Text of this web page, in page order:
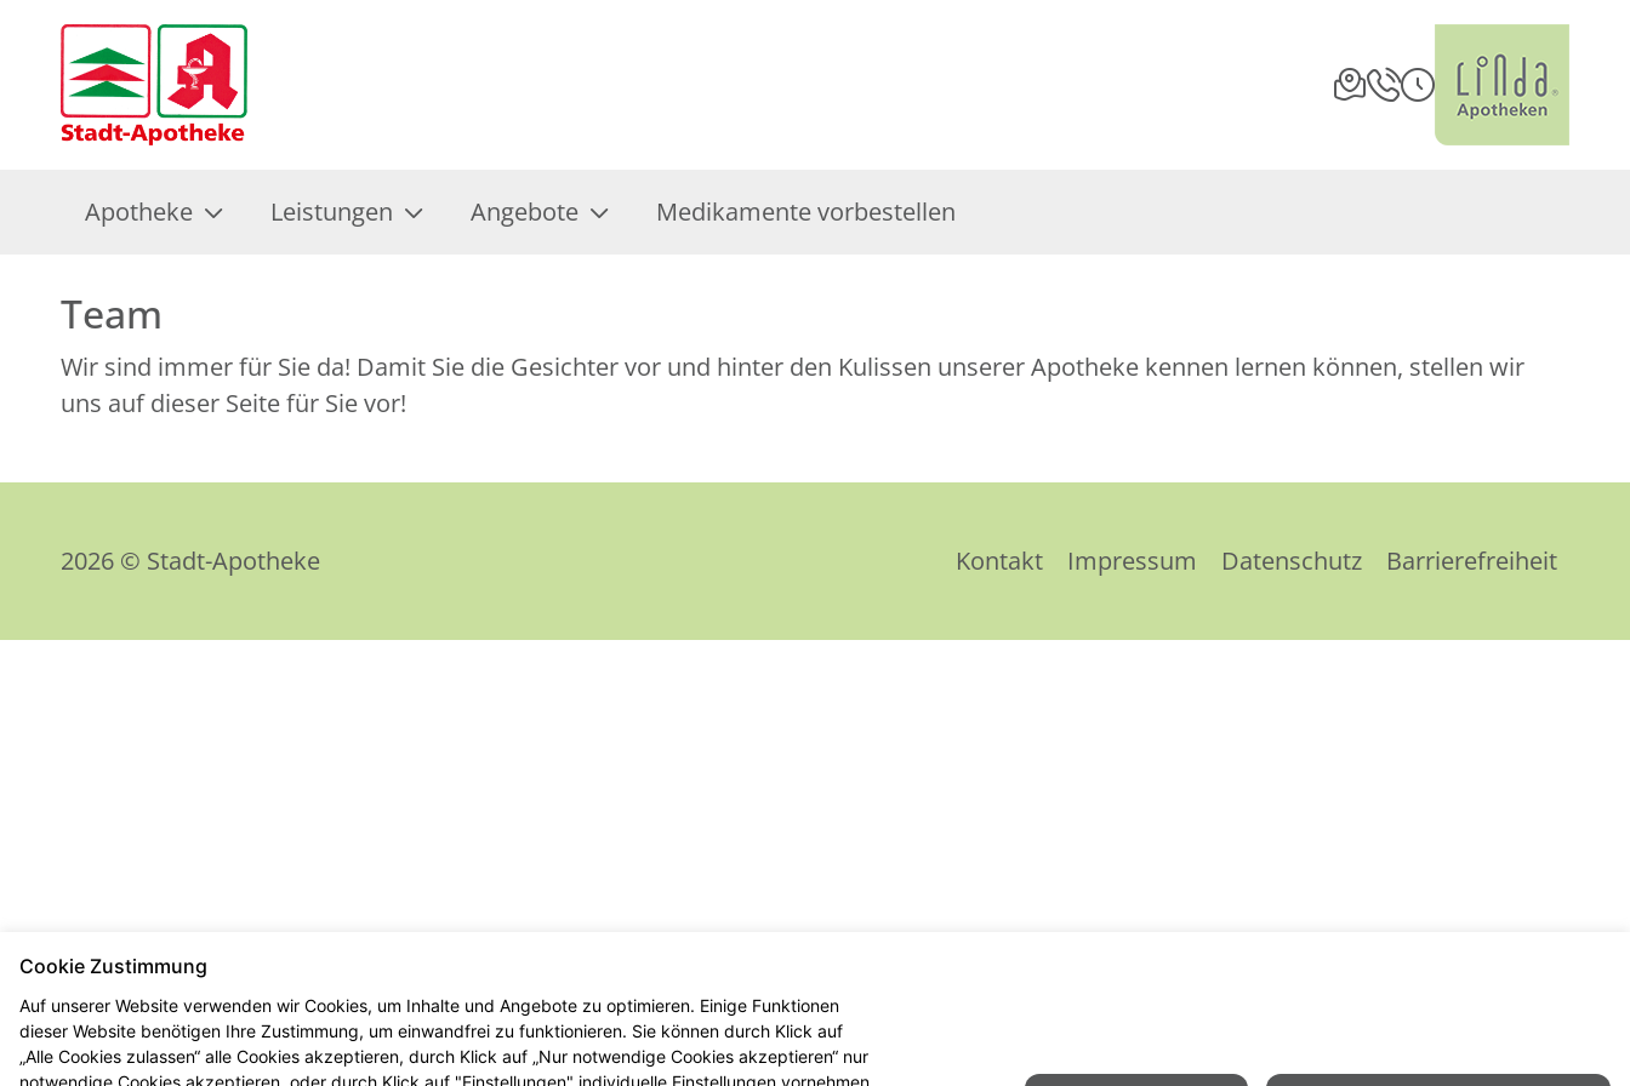
Apotheke Leistungen Angebote Medikamente vorbestellen
Team
Wir sind immer für Sie da! Damit Sie die Gesichter vor und hinter den Kulissen unserer Apotheke kennen lernen können, stellen wir
uns auf dieser Seite für Sie vor!
Kontakt Impressum Datenschutz Barrierefreiheit
2026 © Stadt-Apotheke
Cookie Zustimmung
Auf unserer Website verwenden wir Cookies, um Inhalte und Angebote zu optimieren. Einige Funktionen
dieser Website benötigen Ihre Zustimmung, um einwandfrei zu funktionieren. Sie können durch Klick auf
„Alle Cookies zulassen“ alle Cookies akzeptieren, durch Klick auf „Nur notwendige Cookies akzeptieren“ nur
notwendige Cookies akzeptieren, oder durch Klick auf "Einstellungen" individuelle Einstellungen vornehmen.